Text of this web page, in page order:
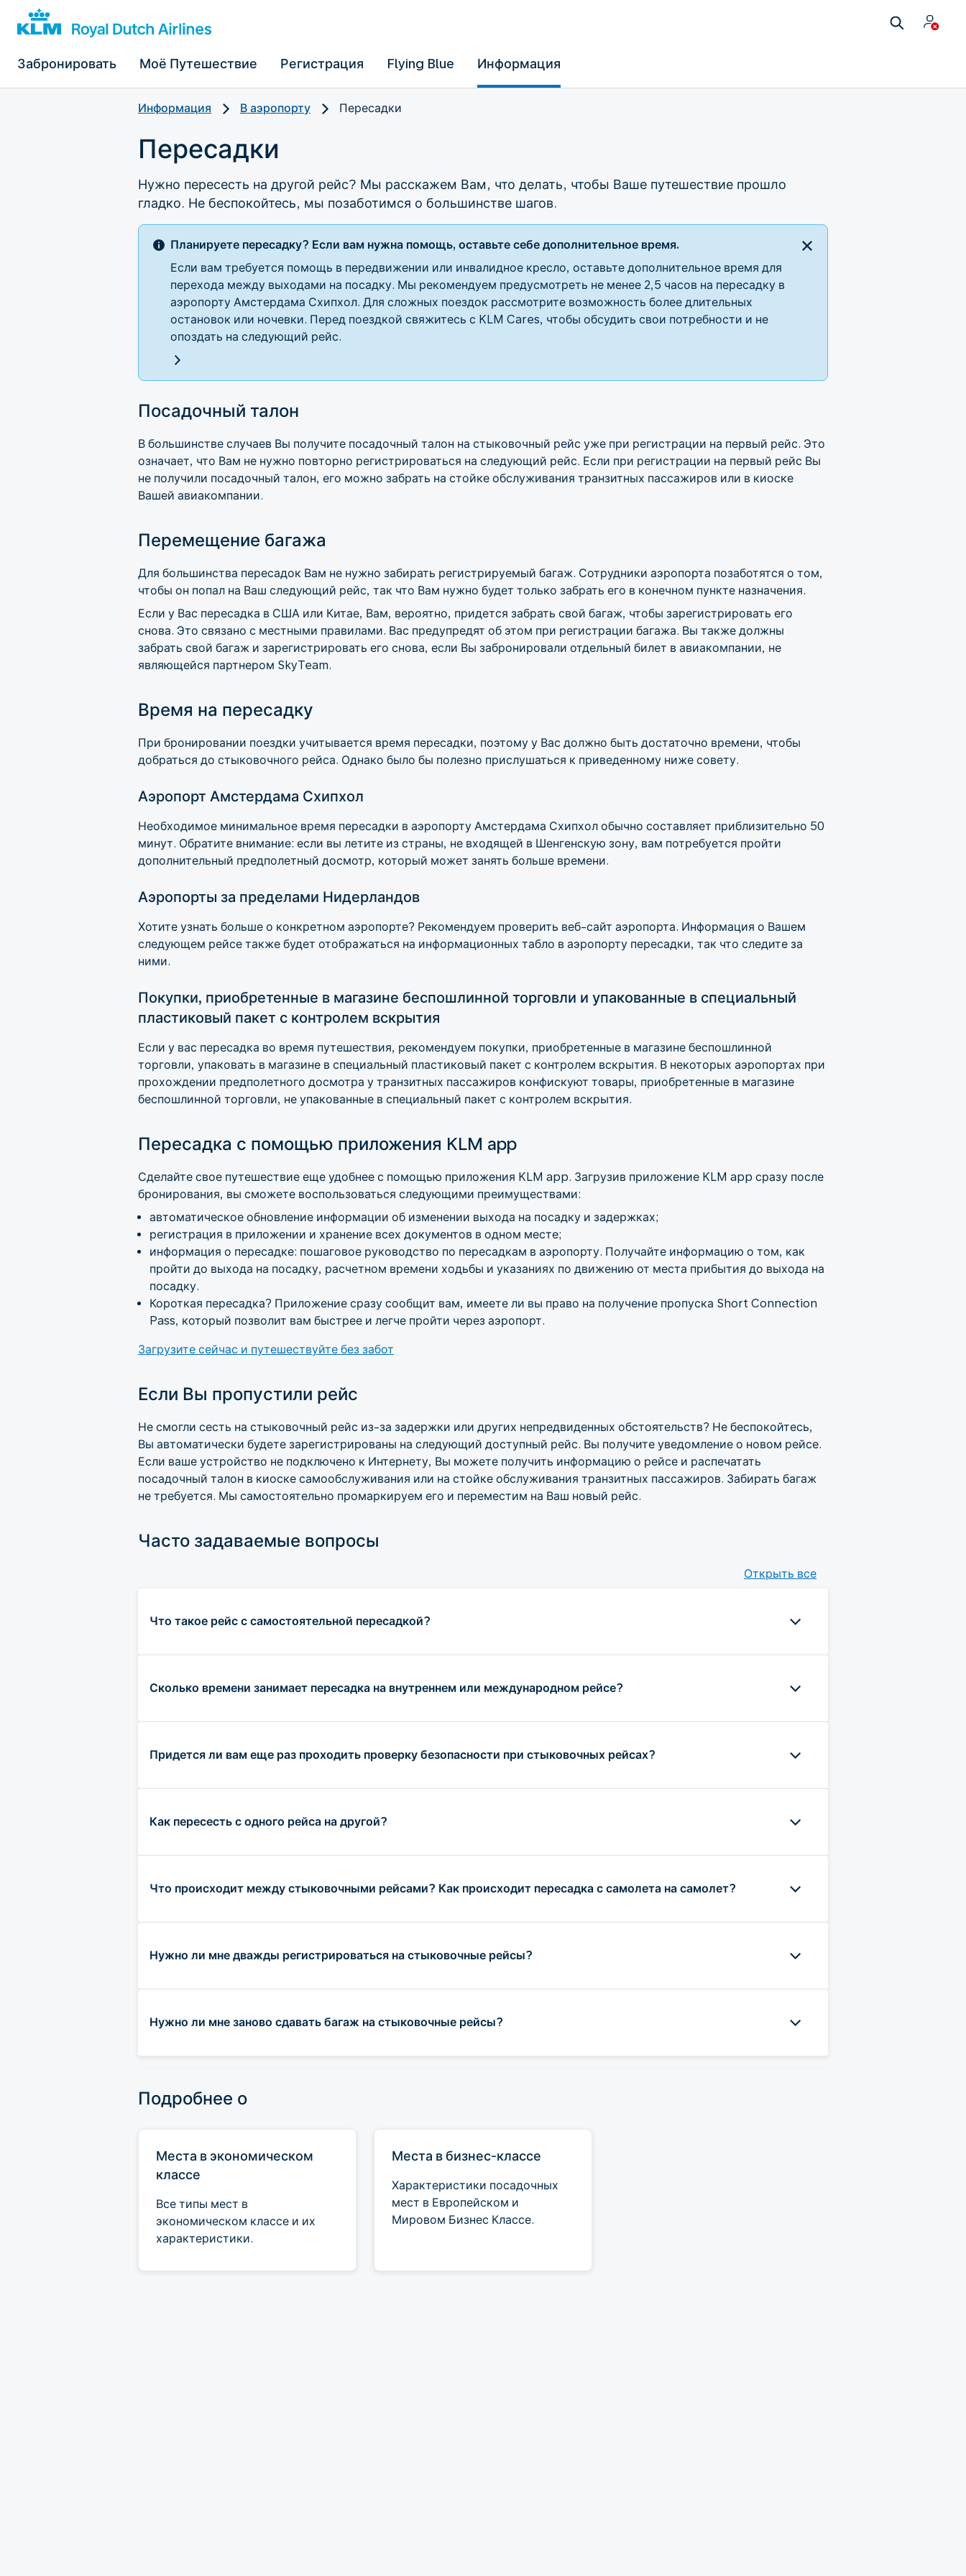
Забронировать Моё Путешествие Регистрация Flying Blue Информация
Информация В аэропорту Пересадки
Пересадки
Нужно пересесть на другой рейс? Мы расскажем Вам, что делать, чтобы Ваше путешествие прошло
гладко. Не беспокойтесь, мы позаботимся о большинстве шагов.
Планируете пересадку? Если вам нужна помощь, оставьте себе дополнительное время.
Если вам требуется помощь в передвижении или инвалидное кресло, оставьте дополнительное время для
перехода между выходами на посадку. Мы рекомендуем предусмотреть не менее 2,5 часов на пересадку в
аэропорту Амстердама Схипхол. Для сложных поездок рассмотрите возможность более длительных
остановок или ночевки. Перед поездкой свяжитесь с KLM Cares, чтобы обсудить свои потребности и не
опоздать на следующий рейс.
Посадочный талон
В большинстве случаев Вы получите посадочный талон на стыковочный рейс уже при регистрации на первый рейс. Это
означает, что Вам не нужно повторно регистрироваться на следующий рейс. Если при регистрации на первый рейс Вы
не получили посадочный талон, его можно забрать на стойке обслуживания транзитных пассажиров или в киоске
Вашей авиакомпании.
Перемещение багажа
Для большинства пересадок Вам не нужно забирать регистрируемый багаж. Сотрудники аэропорта позаботятся о том,
чтобы он попал на Ваш следующий рейс, так что Вам нужно будет только забрать его в конечном пункте назначения.
Если у Вас пересадка в США или Китае, Вам, вероятно, придется забрать свой багаж, чтобы зарегистрировать его
снова. Это связано с местными правилами. Вас предупредят об этом при регистрации багажа. Вы также должны
забрать свой багаж и зарегистрировать его снова, если Вы забронировали отдельный билет в авиакомпании, не
являющейся партнером SkyTeam.
Время на пересадку
При бронировании поездки учитывается время пересадки, поэтому у Вас должно быть достаточно времени, чтобы
добраться до стыковочного рейса. Однако было бы полезно прислушаться к приведенному ниже совету.
Аэропорт Амстердама Схипхол
Необходимое минимальное время пересадки в аэропорту Амстердама Схипхол обычно составляет приблизительно 50
минут. Обратите внимание: если вы летите из страны, не входящей в Шенгенскую зону, вам потребуется пройти
дополнительный предполетный досмотр, который может занять больше времени.
Аэропорты за пределами Нидерландов
Хотите узнать больше о конкретном аэропорте? Рекомендуем проверить веб-сайт аэропорта. Информация о Вашем
следующем рейсе также будет отображаться на информационных табло в аэропорту пересадки, так что следите за
ними.
Покупки, приобретенные в магазине беспошлинной торговли и упакованные в специальный
пластиковый пакет с контролем вскрытия
Если у вас пересадка во время путешествия, рекомендуем покупки, приобретенные в магазине беспошлинной
торговли, упаковать в магазине в специальный пластиковый пакет с контролем вскрытия. В некоторых аэропортах при
прохождении предполетного досмотра у транзитных пассажиров конфискуют товары, приобретенные в магазине
беспошлинной торговли, не упакованные в специальный пакет с контролем вскрытия.
Пересадка с помощью приложения KLM app
Сделайте свое путешествие еще удобнее с помощью приложения KLM app. Загрузив приложение KLM app сразу после
бронирования, вы сможете воспользоваться следующими преимуществами:
автоматическое обновление информации об изменении выхода на посадку и задержках;
регистрация в приложении и хранение всех документов в одном месте;
информация о пересадке: пошаговое руководство по пересадкам в аэропорту. Получайте информацию о том, как
пройти до выхода на посадку, расчетном времени ходьбы и указаниях по движению от места прибытия до выхода на
посадку.
Короткая пересадка? Приложение сразу сообщит вам, имеете ли вы право на получение пропуска Short Connection
Pass, который позволит вам быстрее и легче пройти через аэропорт.
Загрузите сейчас и путешествуйте без забот
Если Вы пропустили рейс
Не смогли сесть на стыковочный рейс из-за задержки или других непредвиденных обстоятельств? Не беспокойтесь,
Вы автоматически будете зарегистрированы на следующий доступный рейс. Вы получите уведомление о новом рейсе.
Если ваше устройство не подключено к Интернету, Вы можете получить информацию о рейсе и распечатать
посадочный талон в киоске самообслуживания или на стойке обслуживания транзитных пассажиров. Забирать багаж
не требуется. Мы самостоятельно промаркируем его и переместим на Ваш новый рейс.
Часто задаваемые вопросы
Открыть все
Что такое рейс с самостоятельной пересадкой?
Сколько времени занимает пересадка на внутреннем или международном рейсе?
Придется ли вам еще раз проходить проверку безопасности при стыковочных рейсах?
Как пересесть с одного рейса на другой?
Что происходит между стыковочными рейсами? Как происходит пересадка с самолета на самолет?
Нужно ли мне дважды регистрироваться на стыковочные рейсы?
Нужно ли мне заново сдавать багаж на стыковочные рейсы?
Подробнее о
Места в экономическом
классе
Все типы мест в
экономическом классе и их
характеристики.
Места в бизнес-классе
Характеристики посадочных
мест в Европейском и
Мировом Бизнес Классе.